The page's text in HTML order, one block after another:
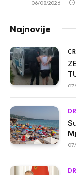
06/08/2026
Najnovije